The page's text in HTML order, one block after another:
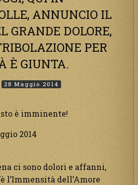
ANNUNCIO IL
GRANDE DOLORE,
PER
È GIUNTA.
28 Maggio 2014
è imminente!
2014
ci sono dolori e affanni,
l’Immensità dell’Amore